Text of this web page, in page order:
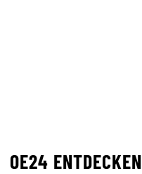
OE24 ENTDECKEN